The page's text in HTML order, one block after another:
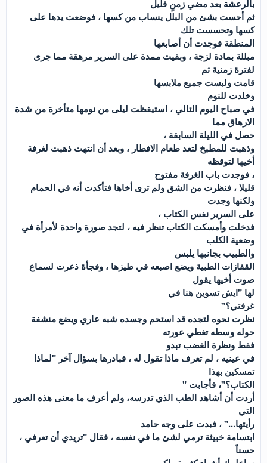
بالرعشة بعد مضي زمنٍ قليل
ثم أحست بشئ من البلل ينساب من كسها ، فوضعت يدها على
كسها وتحسست تلك
المنطقة فوجدت أن أصابعها
مبللة بمادة لزجة ، وبقيت ممدة على السرير مرهقة مما جرى
لفترة زمنية ثم
قامت ولبست جميع ملابسها
وخلدت للنوم
في صباح اليوم التالي ، استيقظت ليلى من نومها متأخرة من شدة
الارهاق مما
حصل في الليلة السابقة ،
وذهبت للمطبخ لتعد طعام الافطار ، وبعد أن انتهت ذهبت لغرفة
أخيها لتوقظه
، فوجدت باب الغرفة مفتوح
قليلا ، فنظرت من الشق ولم ترى أخاها فتأكدت أنه في الحمام
ولكنها وجدت
على السرير نفس الكتاب ،
فدخلت وأمسكت الكتاب تنظر فيه ، لتجد صورة واحدة لأمرأة في
وضعية الكلب
والطبيب بجانبها يلبس
القفازات الطبية ويضع اصبعه في طيزها ، وفجأة ذعرت لسماع
صوت أخيها يقول
لها "ايش تسوين هنا في
غرفتي؟"
نظرت نحوه لتجده قد استحم وجسده شبه عاري ويضع منشفة
حوله وسطه تغطي عورته
فقط ونظرة الغضب تبدو
في عينيه ، لم تعرف ماذا تقول له ، فبادرها بسؤال آخر "لماذا
تمسكين بهذا
الكتاب؟"، فأجابت "
أردت أن أشاهد الطب الذي تدرسه، ولم أعرف ما معنى هذه الصور
التي
رأيتها..." ، فبدت على وجه حامد
ابتسامة خبيثة ترمي لشئ ما في نفسه ، فقال "تريدي أن تعرفي ،
حسناً